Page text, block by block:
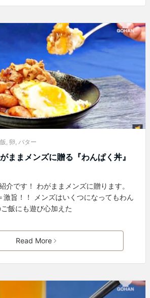
卵 バター
ままメンズに贈る『わんぱく丼』
介です！ わがままメンズに贈ります。
激旨！！ メンズはいくつになってもわん
飯にも遊び心加えた
Read More